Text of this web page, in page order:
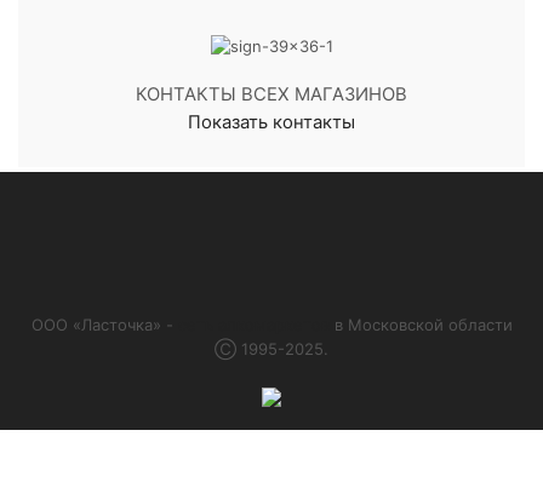
КОНТАКТЫ ВСЕХ МАГАЗИНОВ
Показать контакты
ООО «Ласточка» -
в Московской области
Ⓒ 1995-2025.